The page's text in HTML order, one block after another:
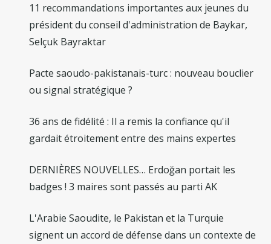
11 recommandations importantes aux jeunes du
président du conseil d'administration de Baykar,
Selçuk Bayraktar
Pacte saoudo-pakistanais-turc : nouveau bouclier
ou signal stratégique ?
36 ans de fidélité : Il a remis la confiance qu'il
gardait étroitement entre des mains expertes
DERNIÈRES NOUVELLES… Erdoğan portait les
badges ! 3 maires sont passés au parti AK
L'Arabie Saoudite, le Pakistan et la Turquie
signent un accord de défense dans un contexte de